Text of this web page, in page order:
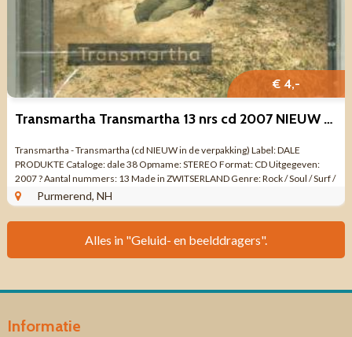
€ 4,-
Transmartha Transmartha 13 nrs cd 2007 NIEUW geseald
Transmartha - Transmartha (cd NIEUW in de verpakking) Label: DALE
PRODUKTE Cataloge: dale 38 Opmame: STEREO Format: CD Uitgegeven:
2007 ? Aantal nummers: 13 Made in ZWITSERLAND Genre: Rock / Soul / Surf /
Pop Kwaliteit: NIEUW IN ...
Purmerend, NH
Alles in "Geluid- en beelddragers".
Informatie